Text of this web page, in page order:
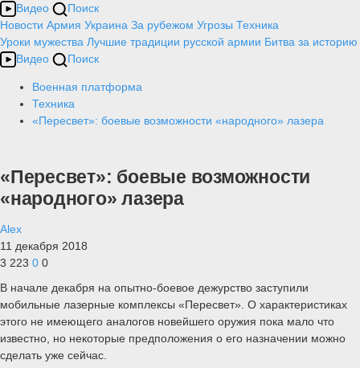
Видео
Поиск
Новости Армия Украина За рубежом Угрозы Техника
Уроки мужества Лучшие традиции русской армии Битва за историю
Видео
Поиск
Военная платформа
Техника
«Пересвет»: боевые возможности «народного» лазера
«Пересвет»: боевые возможности
«народного» лазера
Alex
11 декабря 2018
3 223 0 0
В начале декабря на опытно-боевое дежурство заступили
мобильные лазерные комплексы «Пересвет». О характеристиках
этого не имеющего аналогов новейшего оружия пока мало что
известно, но некоторые предположения о его назначении можно
сделать уже сейчас.